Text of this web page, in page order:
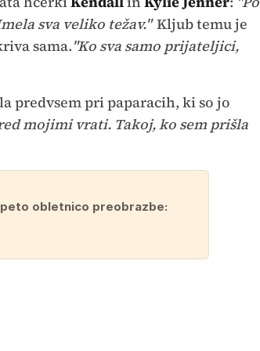
sva veliko težav."Kljub temu je
sama."Ko sva samo prijateljici,
predvsem pri paparacih, ki so jo
mojimi vrati. Takoj, ko sem prišla
obletnico preobrazbe: